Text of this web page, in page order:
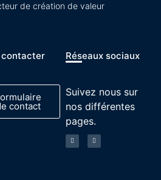
de création de valeur
contacter
contact
Réseaux sociaux
Suivez nous sur
nos différentes
pages.